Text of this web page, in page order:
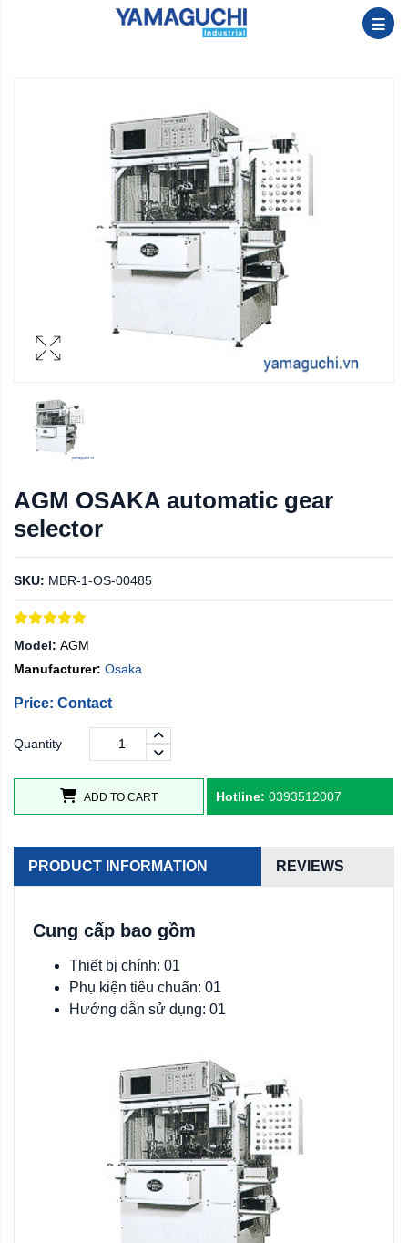
AGM OSAKA automatic gear
selector
SKU: MBR-1-OS-00485
Model: AGM
Manufacturer: Osaka
Price: Contact
Quantity
ADD TO CART Hotline: 0393512007
PRODUCT INFORMATION REVIEWS
Cung cấp bao gồm
Thiết bị chính: 01
Phụ kiện tiêu chuẩn: 01
Hướng dẫn sử dụng: 01